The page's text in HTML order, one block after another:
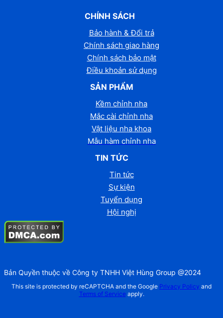
CHÍNH SÁCH
Bảo hành & Đổi trả
Chính sách giao hàng
Chính sách bảo mật
Điều khoản sử dụng
SẢN PHẨM
Kềm chỉnh nha
Mắc cài chỉnh nha
Vật liệu nha khoa
Mẫu hàm chỉnh nha
TIN TỨC
Tin tức
Sự kiện
Tuyển dụng
Hội nghị
Bản Quyền thuộc về Công ty TNHH Việt Hùng Group @2024
This site is protected by reCAPTCHA and the Google Privacy Policy and
Terms of Serviceapply.